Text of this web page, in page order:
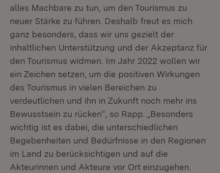
alles Machbare zu tun, um den Tourismus zu
neuer Stärke zu führen. Deshalb freut es mich
ganz besonders, dass wir uns gezielt der
inhaltlichen Unterstützung und der Akzeptanz für
den Tourismus widmen. Im Jahr 2022 wollen wir
ein Zeichen setzen, um die positiven Wirkungen
des Tourismus in vielen Bereichen zu
verdeutlichen und ihn in Zukunft noch mehr ins
Bewusstsein zu rücken“, so Rapp. „Besonders
wichtig ist es dabei, die unterschiedlichen
Begebenheiten und Bedürfnisse in den Regionen
im Land zu berücksichtigen und auf die
Akteurinnen und Akteure vor Ort einzugehen.